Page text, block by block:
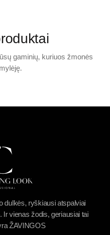
gaminių, kuriuos žmonės
dulkės, ryškiausi atspalviai
vienas žodis, geriausiai tai
ŽAVINGOS